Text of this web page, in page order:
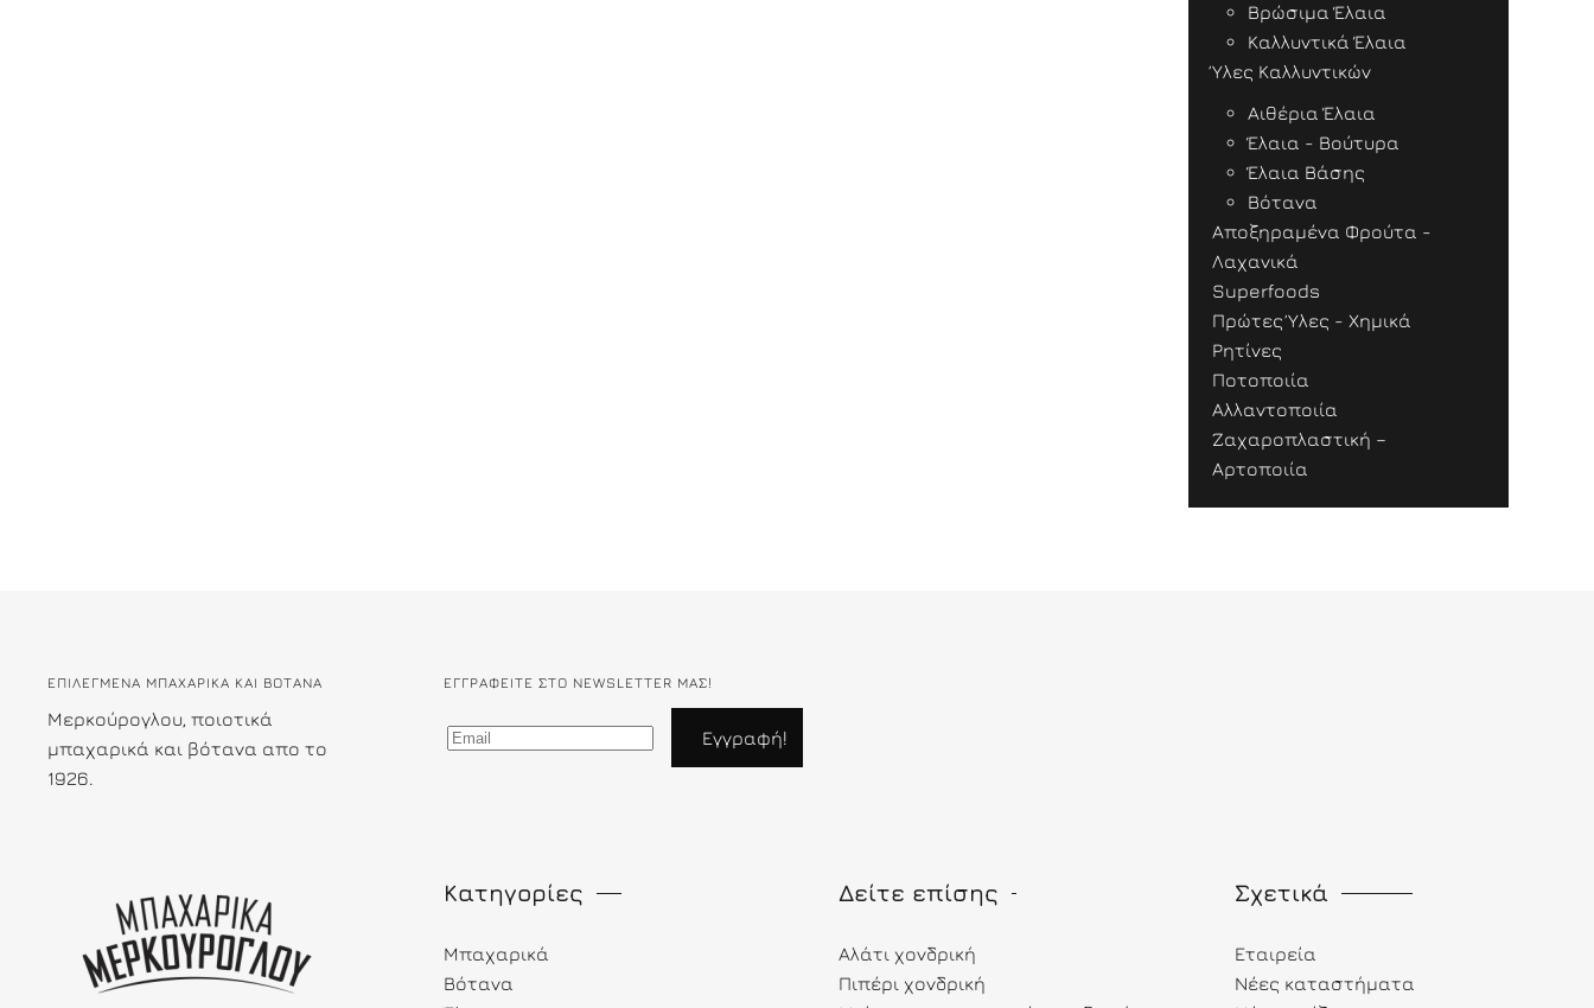
Βρώσιμα Έλαια
Καλλυντικά Έλαια
Ύλες Καλλυντικών
Αιθέρια Έλαια
Έλαια - Βούτυρα
Έλαια Βάσης
Βότανα
Αποξηραμένα Φρούτα -
Λαχανικά
Superfoods
Πρώτες Ύλες - Χημικά
Ρητίνες
Ποτοποιία
Αλλαντοποιία
Ζαχαροπλαστική –
Αρτοποιία
ΕΠΙΛΕΓΜΕΝΑ ΜΠΑΧΑΡΙΚΑ ΚΑΙ ΒΟΤΑΝΑ
Μερκούρογλου, ποιοτικά
μπαχαρικά και βότανα απο το
1926.
ΕΓΓΡΑΦΕΊΤΕ ΣΤΟ NEWSLETTER ΜΑΣ!
Κατηγορίες
Μπαχαρικά
Βότανα
Δείτε επίσης
Αλάτι χονδρική
Πιπέρι χονδρική
Σχετικά
Εταιρεία
Νέες καταστήματα